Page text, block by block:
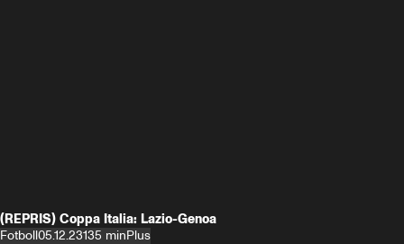
(REPRIS) Coppa Italia: Lazio-Genoa
Fotboll05.12.23135 minPlus